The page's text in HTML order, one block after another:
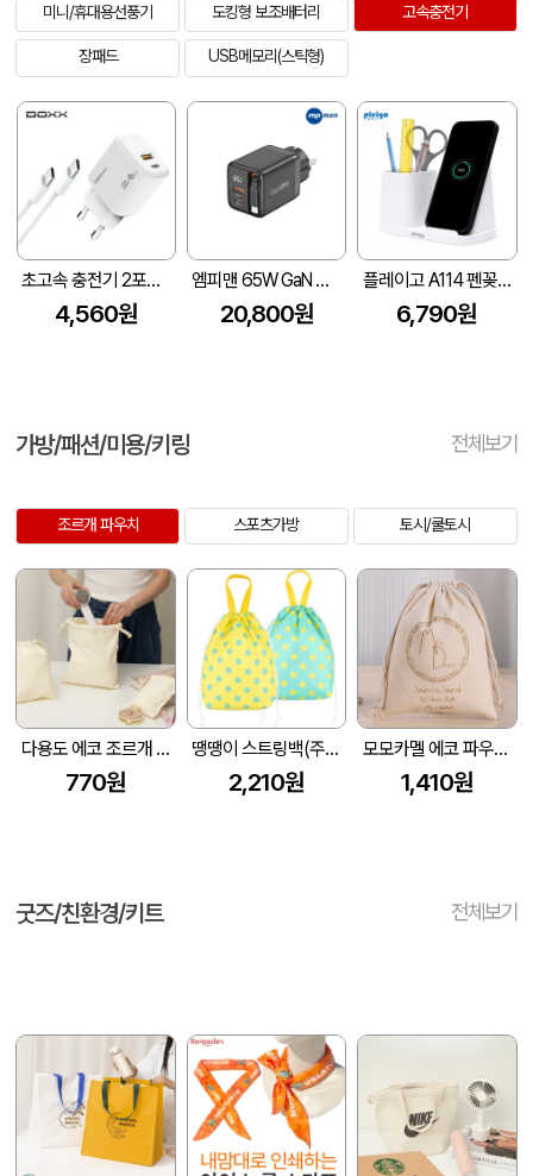
미니/휴대용선풍기 도킹형 보조배터리 고속충전기
장패드 USB메모리(스틱형)
초고속 충전기 2포트 PD 25W 케이블 포함(DOXX)
4,560원
엠피맨 65W GaN 디스플레이 릴 케이블 일체형 2포트 접지 고속 충전기
20,800원
플레이고 A114 펜꽂이 멀티 무선충전기
6,790원
가방/패션/미용/키링 전체보기
조르개 파우치 스포츠가방 토시/쿨토시
다용도 에코 조르개 파우치 (S/M/L)
770원
땡땡이 스트링백(주문제작) (265x85x285mm)
2,210원
모모카멜 에코 파우치 대형 (GP04L)
1,410원
굿즈/친환경/키트 전체보기